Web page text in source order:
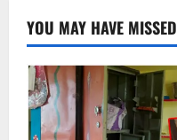
YOU MAY HAVE MISSED